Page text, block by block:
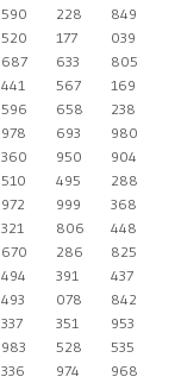
590 228
849
520 177
039
687 633
805
441 567
169
596 658
238
978 693
980
360 950
904
510 495
288
972 999
368
321 806
448
670 286
825
494 391
437
493 078
842
337 351
953
983 528
535
336 974
968